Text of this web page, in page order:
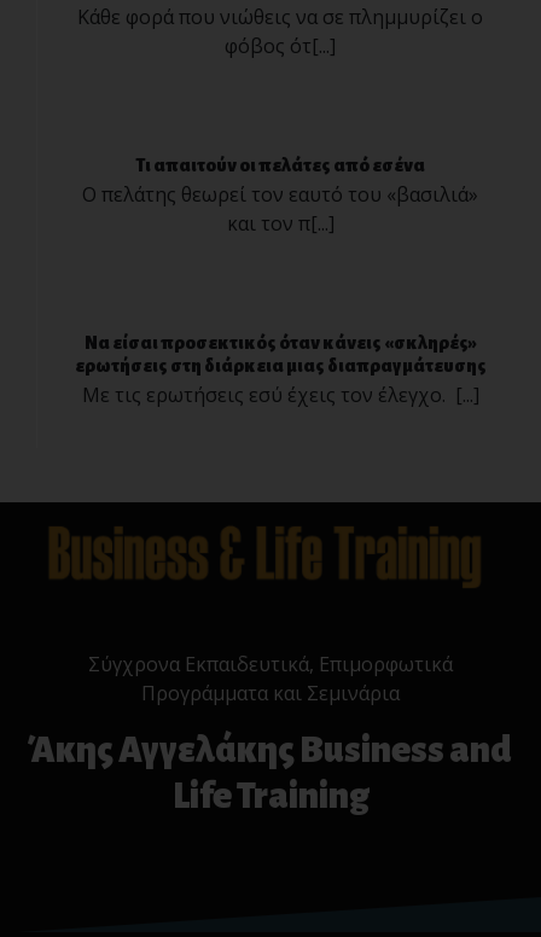
Κάθε φορά που νιώθεις να σε πλημμυρίζει ο
φόβος ότ[...]
Τι απαιτούν οι πελάτες από εσένα
Ο πελάτης θεωρεί τον εαυτό του «βασιλιά»
και τον π[...]
Να είσαι προσεκτικός όταν κάνεις «σκληρές»
ερωτήσεις στη διάρκεια μιας διαπραγμάτευσης
Με τις ερωτήσεις εσύ έχεις τον έλεγχο. [...]
Σύγχρονα Εκπαιδευτικά, Επιμορφωτικά
Προγράμματα και Σεμινάρια
Άκης Αγγελάκης Business and
Life Training